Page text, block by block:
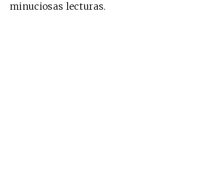
minuciosas lecturas.